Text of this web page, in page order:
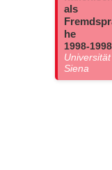
als
he
1998-1998
Universität
Siena